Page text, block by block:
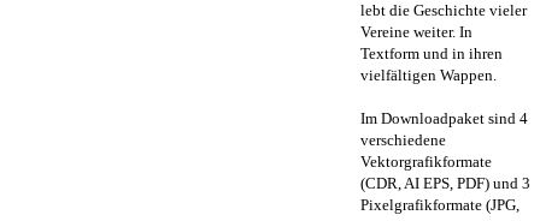
lebt die Geschichte vieler
Vereine weiter. In
Textform und in ihren
vielfältigen Wappen.
Im Downloadpaket sind 4
verschiedene
Vektorgrafikformate
(CDR, AI EPS, PDF) und 3
Pixelgrafikformate (JPG,